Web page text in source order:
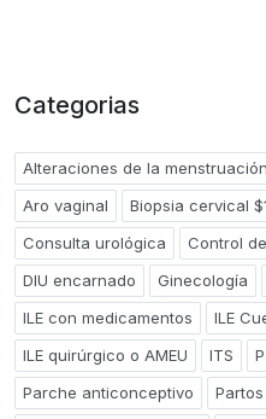
Categorias
Alteraciones de la menstruación
Aro vaginal
Biopsia cervical
Consulta urológica
Control
DIU encarnado
Ginecología
ILE con medicamentos
ILE
ILE quirúrgico o AMEU
ITS
Parche anticonceptivo